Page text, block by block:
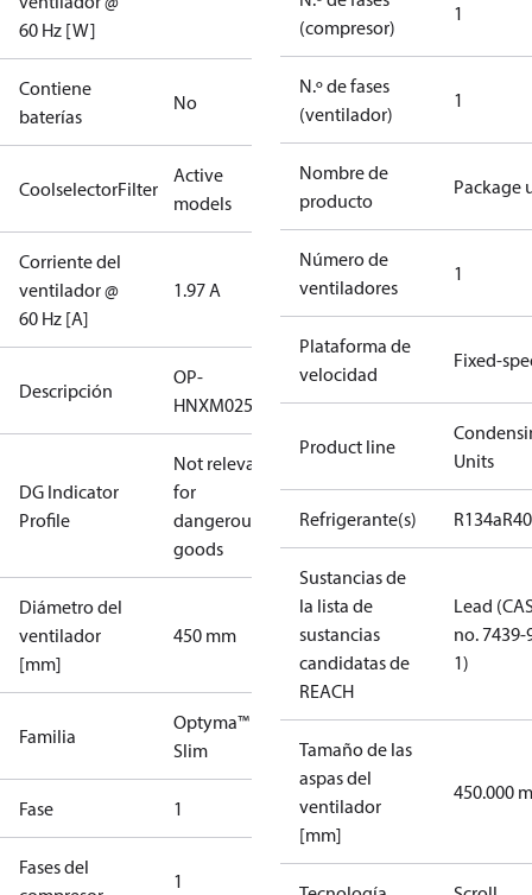
60 Hz [W]
Contiene
baterías
No
CoolselectorFilter
Active
models
Corriente del
ventilador @
60 Hz [A]
1.97 A
Descripción
OP-
HNXM0250UWG000N
DG Indicator
Profile
Not relevant
for
dangerous
goods
Diámetro del
ventilador
[mm]
450 mm
Familia
Optyma™
Slim
Fase 1
Fases del
1
(compresor)
1
N.º de fases
(ventilador)
1
Nombre de
producto
Package
Número de
ventiladores
1
Plataforma de
velocidad
Fixed-
Product line
Units
Refrigerante(s) R134a
Sustancias de
la lista de
sustancias
candidatas de
REACH
Lead
no. 7439-
1)
Tamaño de las
aspas del
ventilador
[mm]
450.000